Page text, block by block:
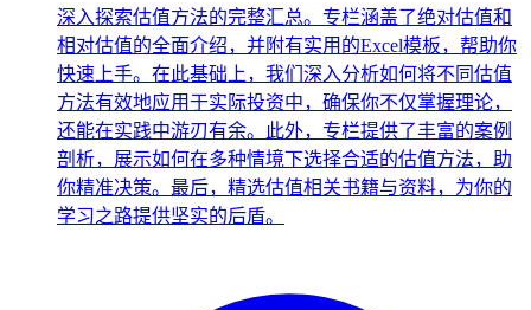
深入探索估值方法的完整汇总。专栏涵盖了绝对估值和
相对估值的全面介绍，并附有实用的Excel模板，帮助你
快速上手。在此基础上，我们深入分析如何将不同估值
方法有效地应用于实际投资中，确保你不仅掌握理论，
还能在实践中游刃有余。此外，专栏提供了丰富的案例
剖析，展示如何在多种情境下选择合适的估值方法，助
你精准决策。最后，精选估值相关书籍与资料，为你的
学习之路提供坚实的后盾。